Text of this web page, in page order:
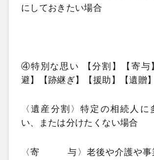
にしておきたい場合
④特別な思い 【分割】【寄与
避】【跡継ぎ】【援助】【遺贈
〈遺産分割〉特定の相続人に
い、または分けたくない場合
〈寄 与〉老後や介護や事